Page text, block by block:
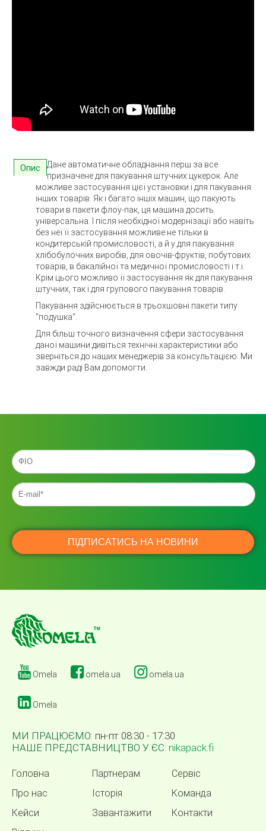
Опис
Дане автоматичне обладнання перш за все
призначене для пакування штучних цукерок. Але
можливе застосування цієї установки і для пакування
інших товарів. Як і багато іншіх машин, що пакують
товари в пакети флоу-пак, ця машина досить
універсальна. І після необхідної модернізації або навіть
без неї її застосування можливе не тільки в
кондитерській промисловості, а й у для пакування
хлібобулочних виробів, для овочів-фруктів, побутових
товарів, в бакалійної та медичної промисловості і т.і.
Крім цього можливо її застосування як для пакування
штучних, так і для групового пакування товарів.
Пакування здійснюється в трьохшовні пакети типу
"подушка".
Для більш точного визначення сфери застосування
даної машини дивіться технічні характеристики або
зверніться до наших менеджерів за консультацією. Ми
завжди раді Вам допомогти.
Omela omela.ua omela.ua
Omela
МИ ПРАЦЮЄМО: пн-пт 08:30 - 17:30
НАШЕ ПРЕДСТАВНИЦТВО У ЄС: nikapack.fi
Головна Партнерам
Сервіс
Про нас
Історія
Команда
Кейси
Завантажити
Контакти